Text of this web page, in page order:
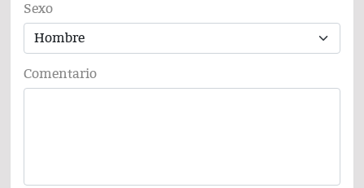
Sexo
Comentario